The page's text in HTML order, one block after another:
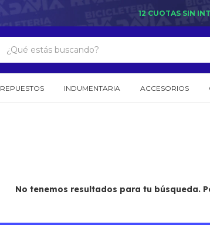
12 CUOTAS SIN
REPUESTOS INDUMENTARIA ACCESORIOS
No tenemos resultados para tu búsqueda.